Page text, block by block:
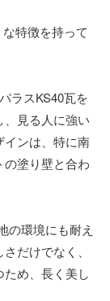
特徴を持って
ラスKS40瓦を
見る人に強い
インは、特に南
塗り壁と合わ
の環境にも耐え
だけでなく、
め、長く美し